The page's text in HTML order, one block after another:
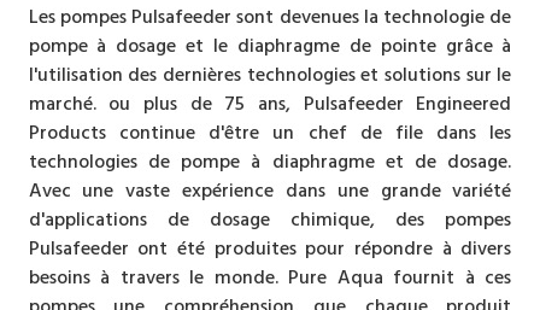
Les pompes Pulsafeeder sont devenues la technologie de
pompe à dosage et le diaphragme de pointe grâce à
l'utilisation des dernières technologies et solutions sur le
marché. ou plus de 75 ans, Pulsafeeder Engineered
Products continue d'être un chef de file dans les
technologies de pompe à diaphragme et de dosage.
Avec une vaste expérience dans une grande variété
d'applications de dosage chimique, des pompes
Pulsafeeder ont été produites pour répondre à divers
besoins à travers le monde. Pure Aqua fournit à ces